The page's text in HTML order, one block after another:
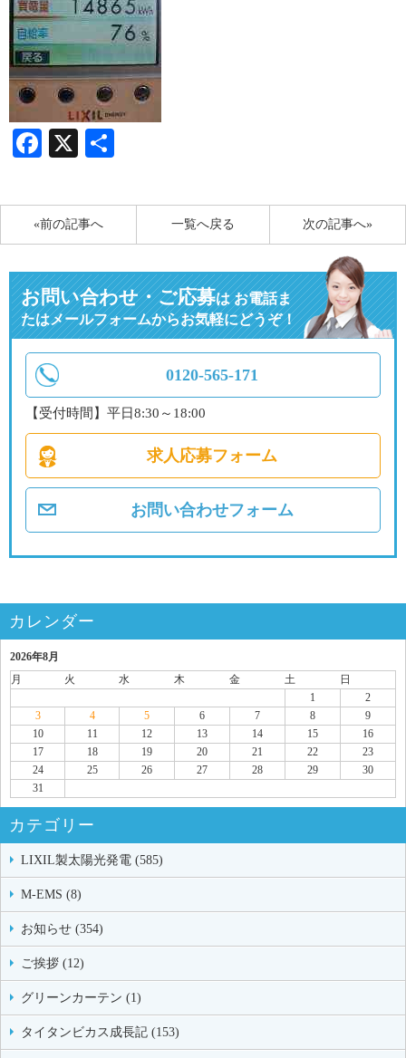
Facebook
X
«前の記事へ 次の記事へ»
一覧へ戻る
お問い合わせ・ご応募はお電話ま
たはメールフォームからお気軽にどうぞ！
0120-565-171
【受付時間】平日8:30～18:00
求人応募フォーム
お問い合わせフォーム
カレンダー
2026年8月
月
火 水 木 金 土
日
1
2
3
4 5 6 7 8
9
10
11 12 13 14 15
16
17
18 19 20 21 22
23
24
25 26 27 28 29
30
31
カテゴリー
LIXIL製太陽光発電 (585)
M-EMS (8)
お知らせ (354)
ご挨拶 (12)
グリーンカーテン (1)
タイタンビカス成長記 (153)